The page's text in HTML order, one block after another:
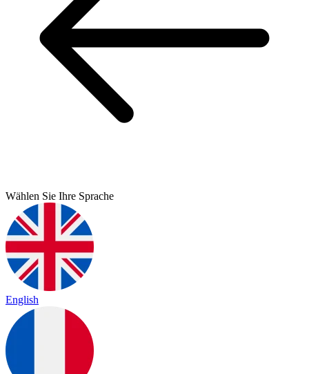
Wählen Sie Ihre Sprache
English